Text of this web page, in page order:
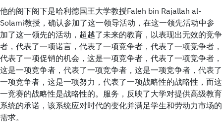
他的阁下阁下是哈利德国王大学教授Faleh bin Rajallah al-
Solami教授，确认参加了这一领导活动，在这一领先活动中参
加了这一领先的活动，超越了未来的教育，以表现出无效的竞争
者，代表了一项诺言，代表了一项竞争者，代表了一项竞争者，
代表了一项促销的机会，这是一项竞争者，代表了一项竞争者，
这是一项竞争者，代表了一项竞争者，这是一项竞争者，代表了
一项竞争者，这是一项努力，代表了一项战略性的战略性，而这
一竞赛的战略性是战略性的。服务，反映了大学对提供高级教育
系统的承诺，该系统应对时代的变化并满足学生和劳动力市场的
需求。